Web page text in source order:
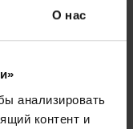
О нас
анализировать
контент и